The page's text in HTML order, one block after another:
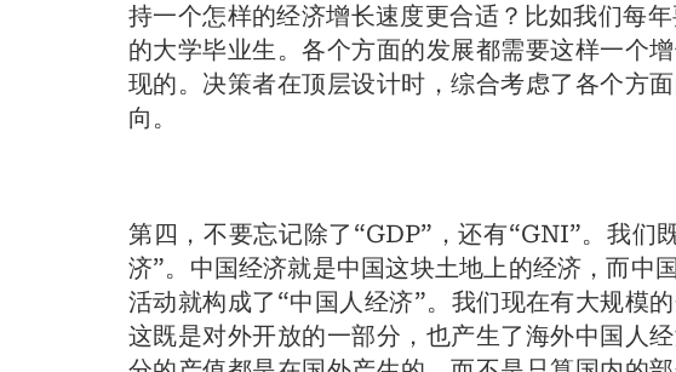
持一个怎样的经济增长速度更合适？比如我们每
的大学毕业生。各个方面的发展都需要这样一个
现的。决策者在顶层设计时，综合考虑了各个方
向。
第四，不要忘记除了“GDP”，还有“GNI”。我们
济”。中国经济就是中国这块土地上的经济，而中
活动就构成了“中国人经济”。我们现在有大规模
这既是对外开放的一部分，也产生了海外中国人